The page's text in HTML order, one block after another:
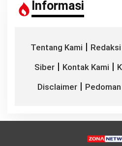
Informasi
Tentang Kami | Redaksi
Siber | Kontak Kami |
Disclaimer|